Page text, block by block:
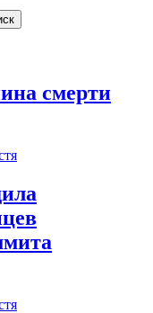
смерти